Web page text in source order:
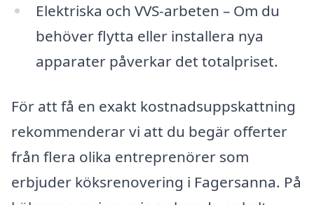
Elektriska och VVS-arbeten – Om du
behöver flytta eller installera nya
apparater påverkar det totalpriset.
För att få en exakt kostnadsuppskattning
rekommenderar vi att du begär offerter
från flera olika entreprenörer som
erbjuder köksrenovering i Fagersanna. På